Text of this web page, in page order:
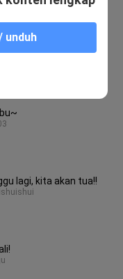
lagi, kita akan tua!!
unduh